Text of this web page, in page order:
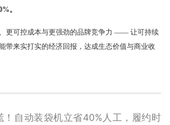
。
更可控成本与更强劲的品牌竞争力 —— 让可持续
带来实打实的经济回报，达成生态价值与商业收
！自动装袋机立省40%人工，履约时